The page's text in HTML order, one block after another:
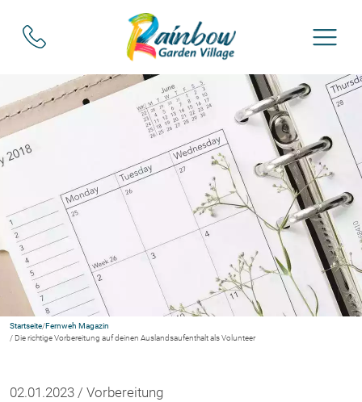
Startseite/Fernweh Magazin
/ Die richtige Vorbereitung auf deinen Auslandsaufenthalt als Volunteer
02.01.2023 / Vorbereitung